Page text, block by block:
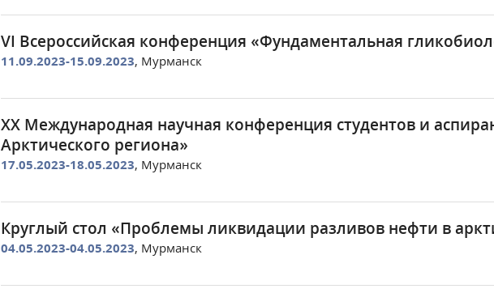
VI Всероссийская конференция «Фундаментальная
11.09.2023-15.09.2023, Мурманск
XX Международная научная конференция студентов и
Арктического региона»
17.05.2023-18.05.2023, Мурманск
Круглый стол «Проблемы ликвидации разливов нефти в
04.05.2023-04.05.2023, Мурманск